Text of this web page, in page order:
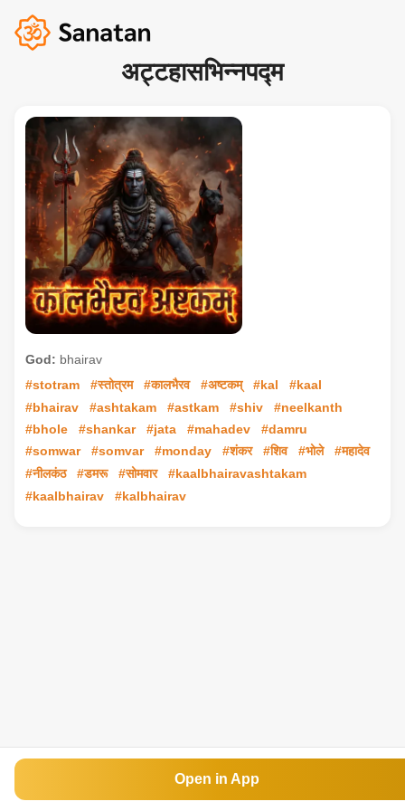
अट्टहासभिन्नपद्म
God: bhairav
#stotram
#स्तोत्रम #कालभैरव #अष्टकम् #kal
#kaal
#bhairav
#ashtakam #astkam #shiv
#neelkanth
#bhole
#shankar #jata #mahadev
#damru
#somwar
#somvar #monday #शंकर #शिव #भोले
#महादेव
#नीलकंठ
#डमरू #सोमवार
#kaalbhairavashtakam
#kaalbhairav
#kalbhairav
Open in App